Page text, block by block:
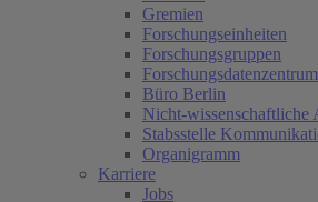
Gremien
Forschungseinheiten
Forschungsgruppen
Büro Berlin
Nicht-wissenschaftliche
Stabsstelle
Organigramm
Karriere
Jobs